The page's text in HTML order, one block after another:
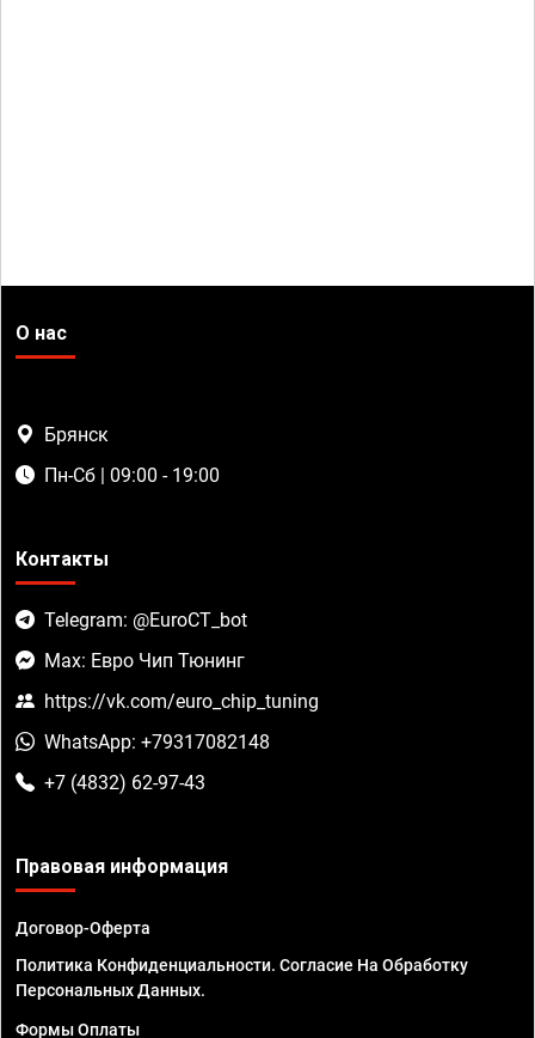
О нас
Брянск
Пн-Сб | 09:00 - 19:00
Контакты
Telegram: @EuroCT_bot
Max: Евро Чип Тюнинг
https://vk.com/euro_chip_tuning
WhatsApp: +79317082148
+7 (4832) 62-97-43
Правовая информация
Договор-Оферта
Политика Конфиденциальности. Согласие На Обработку
Персональных Данных.
Формы Оплаты